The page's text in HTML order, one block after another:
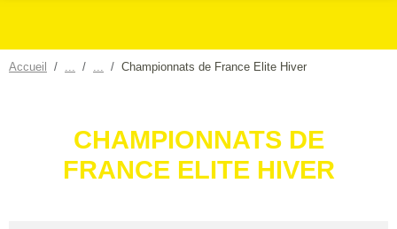
Accueil Championnats de France Elite Hiver
CHAMPIONNATS DE
FRANCE ELITE HIVER